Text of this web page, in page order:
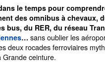
le temps pour
des omnibus à chevaux,
bus, du RER, du réseau
… sans oublier les
deux rocades ferroviaires
Grande ceinture.